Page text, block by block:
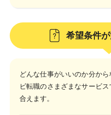
希望条件
どんな仕事がいいのか分か
ビ転職のさまざまなサービ
合えます。